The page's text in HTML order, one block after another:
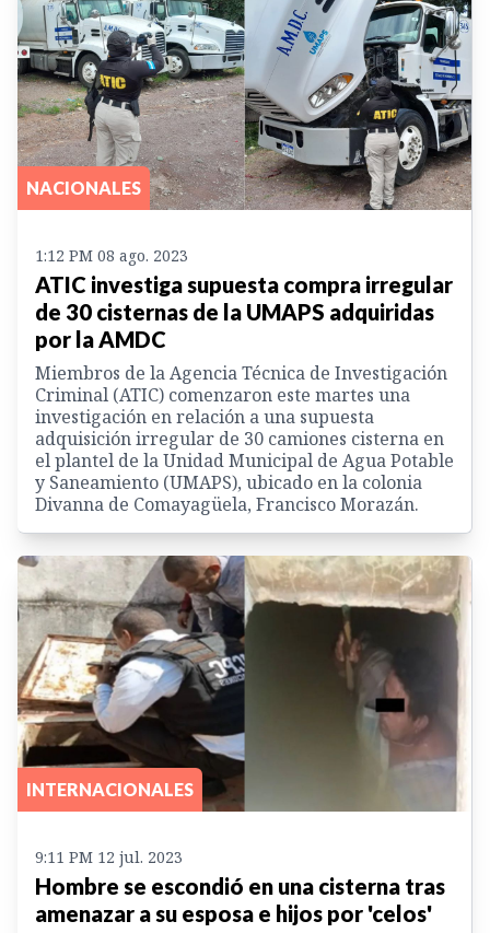
NACIONALES
1:12 PM 08 ago. 2023
ATIC investiga supuesta compra irregular
de 30 cisternas de la UMAPS adquiridas
por la AMDC
Miembros de la Agencia Técnica de Investigación
Criminal (ATIC) comenzaron este martes una
investigación en relación a una supuesta
adquisición irregular de 30 camiones cisterna en
el plantel de la Unidad Municipal de Agua Potable
y Saneamiento (UMAPS), ubicado en la colonia
Divanna de Comayagüela, Francisco Morazán.
INTERNACIONALES
9:11 PM 12 jul. 2023
Hombre se escondió en una cisterna tras
amenazar a su esposa e hijos por 'celos'